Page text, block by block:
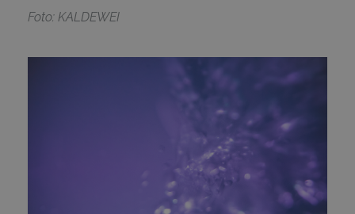
Foto: KALDEWEI